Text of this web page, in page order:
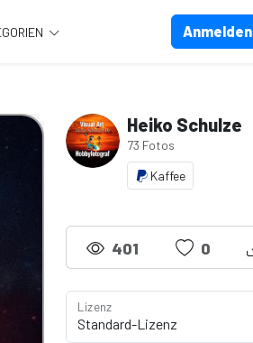
Anmelden
Heiko Schulze
73 Fotos
Kaffee
401 0
Lizenz